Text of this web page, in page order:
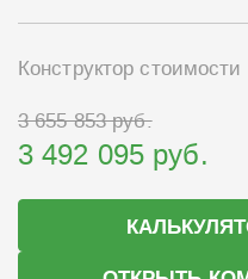
Конструктор
3 655 853 руб.
3 492 095 руб.